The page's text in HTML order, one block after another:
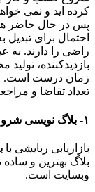
کرده اید و نمی
پس در حال حاضر
احتمال برای
راضی را دارند. به
بازدیدکننده،
زمان درست است.
تعداد تقاضا و
۱- بلاگ نویسی شروعی ساده برای جذب بازدیدکننده جدید
بازاریابی ربایشی با
بلاگ بهترین و ساده
وبسایت است.